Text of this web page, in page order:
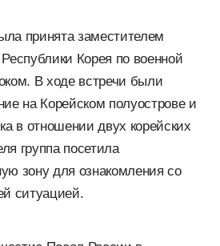
принята заместителем
Корея по военной
В ходе встречи были
на Корейском полуострове и
в отношении двух корейских
группа посетила
зону для ознакомления со
ситуацией.